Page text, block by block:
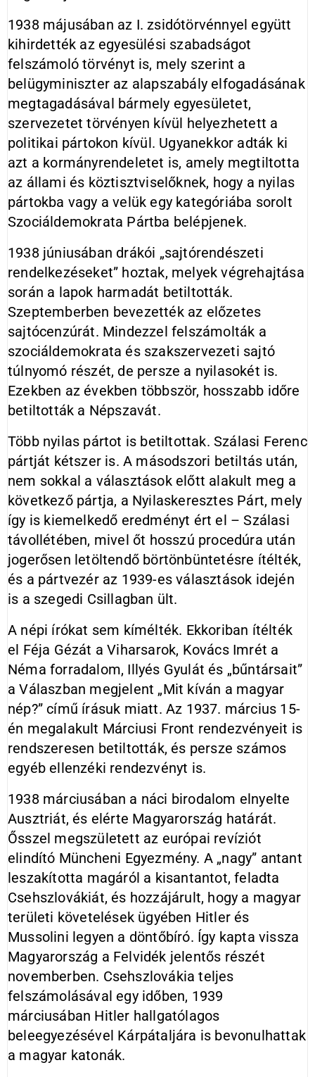
1938 májusában az I. zsidótörvénnyel együtt
kihirdették az egyesülési szabadságot
felszámoló törvényt is, mely szerint a
belügyminiszter az alapszabály elfogadásának
megtagadásával bármely egyesületet,
szervezetet törvényen kívül helyezhetett a
politikai pártokon kívül. Ugyanekkor adták ki
azt a kormányrendeletet is, amely megtiltotta
az állami és köztisztviselőknek, hogy a nyilas
pártokba vagy a velük egy kategóriába sorolt
Szociáldemokrata Pártba belépjenek.
1938 júniusában drákói „sajtórendészeti
rendelkezéseket” hoztak, melyek végrehajtása
során a lapok harmadát betiltották.
Szeptemberben bevezették az előzetes
sajtócenzúrát. Mindezzel felszámolták a
szociáldemokrata és szakszervezeti sajtó
túlnyomó részét, de persze a nyilasokét is.
Ezekben az években többször, hosszabb időre
betiltották a Népszavát.
Több nyilas pártot is betiltottak. Szálasi Ferenc
pártját kétszer is. A másodszori betiltás után,
nem sokkal a választások előtt alakult meg a
következő pártja, a Nyilaskeresztes Párt, mely
így is kiemelkedő eredményt ért el – Szálasi
távollétében, mivel őt hosszú procedúra után
jogerősen letöltendő börtönbüntetésre ítélték,
és a pártvezér az 1939-es választások idején
is a szegedi Csillagban ült.
A népi írókat sem kímélték. Ekkoriban ítélték
el Féja Gézát a Viharsarok, Kovács Imrét a
Néma forradalom, Illyés Gyulát és „bűntársait”
a Válaszban megjelent „Mit kíván a magyar
nép?” című írásuk miatt. Az 1937. március 15-
én megalakult Márciusi Front rendezvényeit is
rendszeresen betiltották, és persze számos
egyéb ellenzéki rendezvényt is.
1938 márciusában a náci birodalom elnyelte
Ausztriát, és elérte Magyarország határát.
Ősszel megszületett az európai revíziót
elindító Müncheni Egyezmény. A „nagy” antant
leszakította magáról a kisantantot, feladta
Csehszlovákiát, és hozzájárult, hogy a magyar
területi követelések ügyében Hitler és
Mussolini legyen a döntőbíró. Így kapta vissza
Magyarország a Felvidék jelentős részét
novemberben. Csehszlovákia teljes
felszámolásával egy időben, 1939
márciusában Hitler hallgatólagos
beleegyezésével Kárpátaljára is bevonulhattak
a magyar katonák.